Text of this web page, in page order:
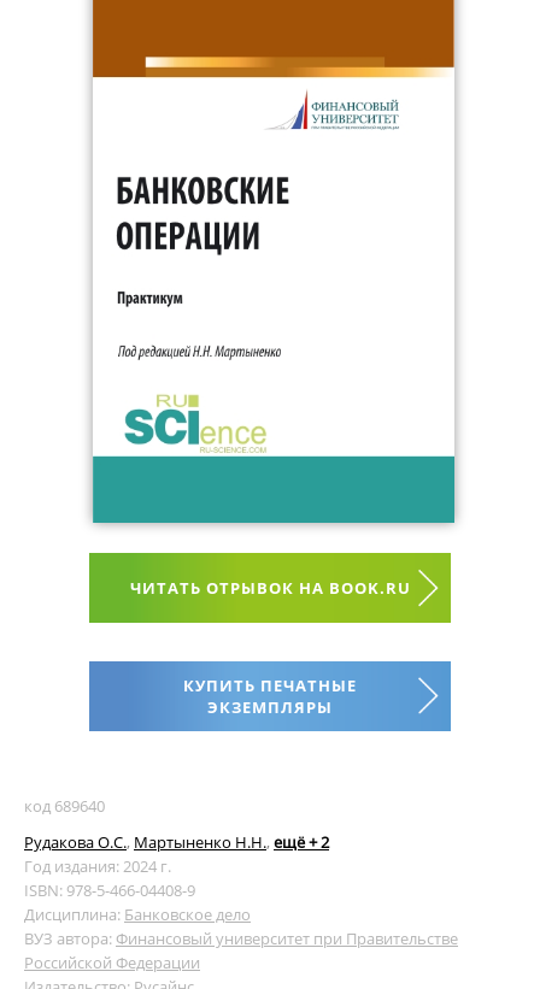
ЧИТАТЬ ОТРЫВОК НА BOOK.RU
КУПИТЬ ПЕЧАТНЫЕ
ЭКЗЕМПЛЯРЫ
код 689640
Рудакова О.С., Мартыненко Н.Н., ещё + 2
Год издания: 2024 г.
ISBN: 978-5-466-04408-9
Дисциплина: Банковское дело
ВУЗ автора: Финансовый университет при Правительстве
Российской Федерации